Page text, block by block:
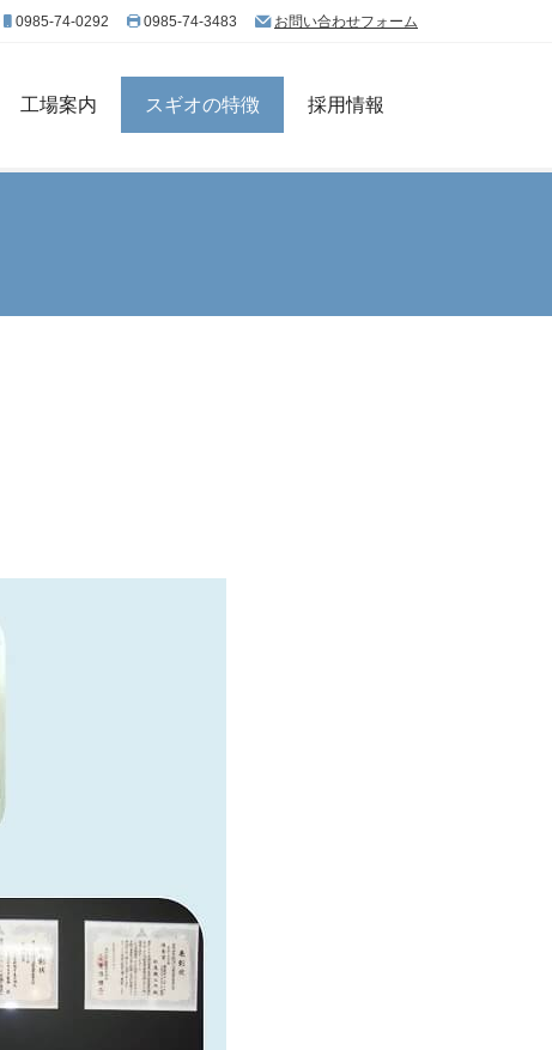
0985-74-0292 0985-74-3483 お問い合わせフォーム
工場案内 スギオの特徴 採用情報